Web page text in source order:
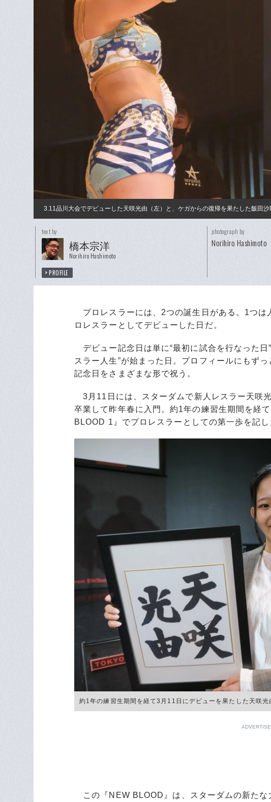
3.11品川大会でデビューした天咲光由（左）と、ケガからの復帰を果たした飯田沙
text by
橋本宗洋
Norihiro Hashimoto
PROFILE
photograph by
Norihiro Hashimoto
プロレスラーには、2つの誕生日がある。1つは
ロレスラーとしてデビューした日だ。
デビュー記念日は単に“最初に試合を行なった日
スラー人生”が始まった日。プロフィールにもず
記念日をさまざまな形で祝う。
3月11日には、スターダムで新人レスラー天咲
卒業して昨年春に入門。約1年の練習生期間を経
BLOOD 1』でプロレスラーとしての第一歩を記し
約1年の練習生期間を経て3月11日にデビューを果たした天
この『NEW BLOOD』は、スターダムの新たな